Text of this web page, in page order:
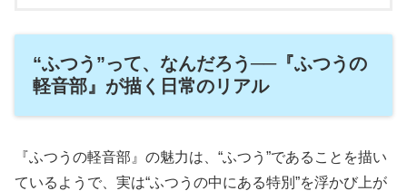
“ふつう”って、なんだろう──『ふつうの
軽音部』が描く日常のリアル
『ふつうの軽音部』の魅力は、“ふつう”であることを描い
ているようで、実は“ふつうの中にある特別”を浮かび上が